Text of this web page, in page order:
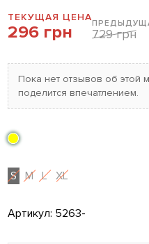
ТЕКУЩАЯ ЦЕНА
296 грн 729 грн
Пока нет отзывов об этой
поделится впечатлением.
S M L XL
Артикул: 5263-